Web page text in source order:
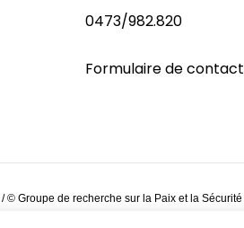
0473/982.820
Formulaire de contact
/© Groupe de recherche sur la Paix et la Sécurité